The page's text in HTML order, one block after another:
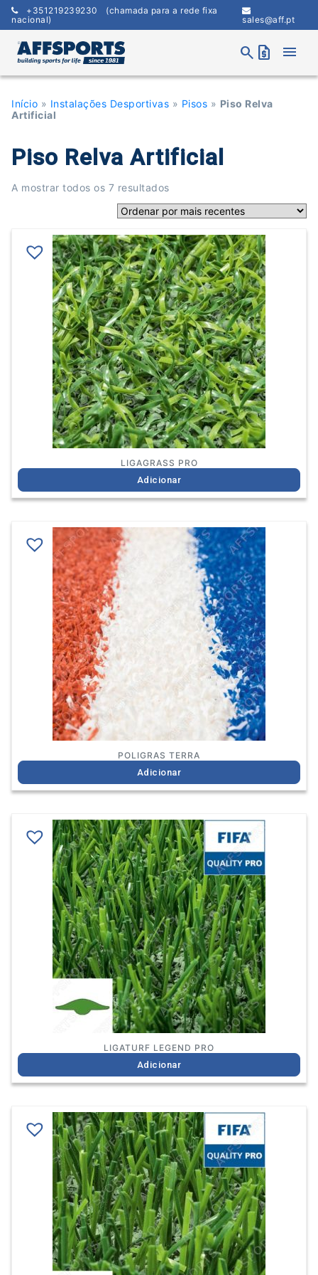
Skip
content
+351219239230 (chamada para a rede fixa
nacional)
sales@aff.pt
search request_quote menu
Início » Instalações Desportivas » Pisos » Piso Relva
Artificial
Piso Relva Artificial
A mostrar todos os 7 resultadosOrdenado
mais
recentes
LIGAGRASS PRO
Adicionar
POLIGRAS TERRA
Adicionar
LIGATURF LEGEND PRO
Adicionar